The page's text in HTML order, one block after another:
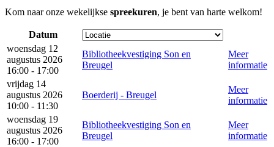
Kom naar onze wekelijkse spreekuren, je bent van harte welkom!
Datum
woensdag 12
augustus 2026
16:00 - 17:00
Bibliotheekvestiging Son en
Breugel
Meer
informatie
vrijdag 14
augustus 2026
10:00 - 11:30
Boerderij - Breugel
Meer
informatie
woensdag 19
augustus 2026
16:00 - 17:00
Bibliotheekvestiging Son en
Breugel
Meer
informatie